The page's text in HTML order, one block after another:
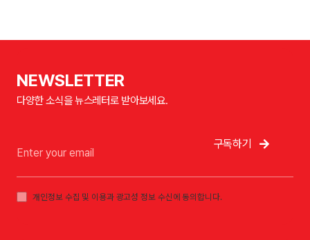
NEWSLETTER
다양한 소식을 뉴스레터로 받아보세요.
구독하기
개인정보 수집 및 이용과 광고성 정보 수신에 동의합니다.